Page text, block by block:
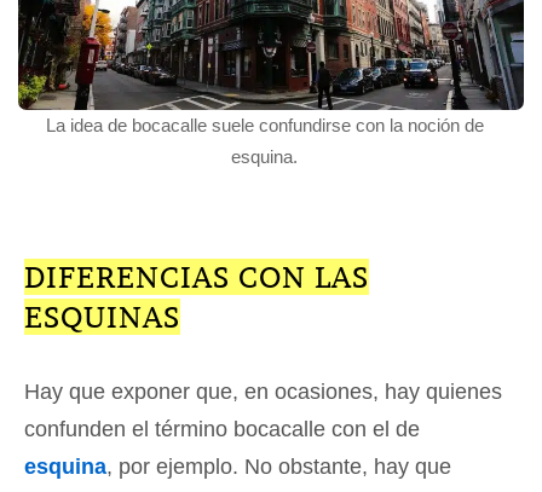
La idea de bocacalle suele confundirse con la noción de
esquina.
DIFERENCIAS CON LAS
ESQUINAS
Hay que exponer que, en ocasiones, hay quienes
confunden el término bocacalle con el de
esquina, por ejemplo. No obstante, hay que